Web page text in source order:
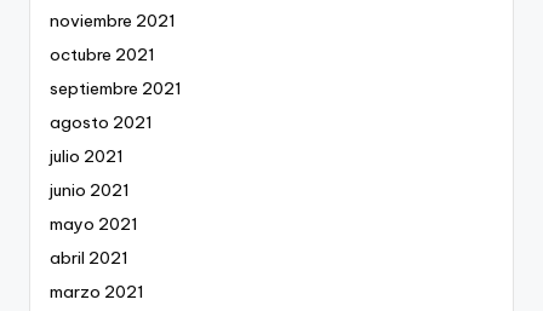
noviembre 2021
octubre 2021
septiembre 2021
agosto 2021
julio 2021
junio 2021
mayo 2021
abril 2021
marzo 2021